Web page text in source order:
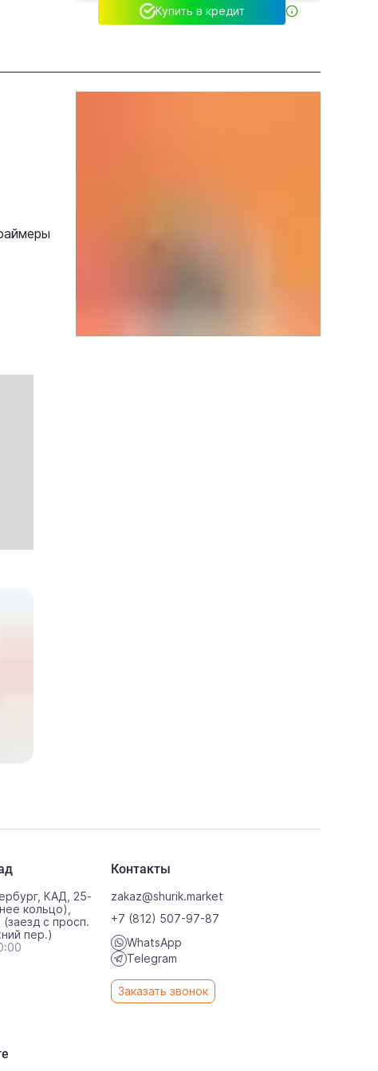
Купить в кредит
КАД, 25-
кольцо),
с просп.
пер.)
Контакты
zakaz@shurik.market
+7 (812) 507-97-87
WhatsApp
Telegram
Заказать звонок